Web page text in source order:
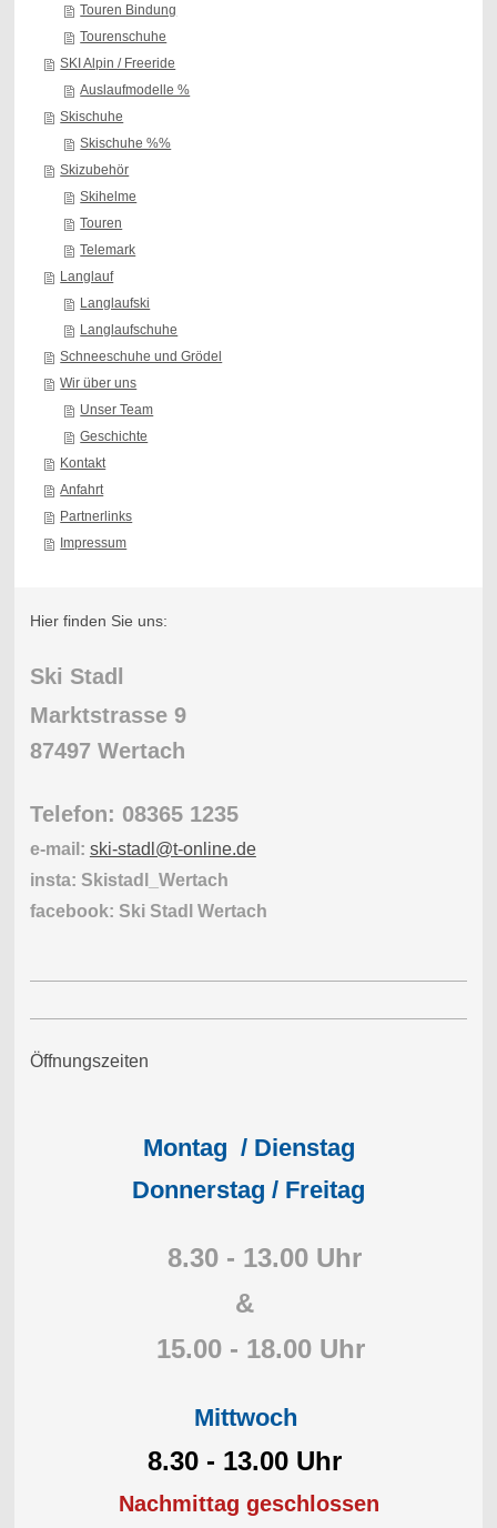
Touren Bindung
Tourenschuhe
SKI Alpin / Freeride
Auslaufmodelle %
Skischuhe
Skischuhe %%
Skizubehör
Skihelme
Touren
Telemark
Langlauf
Langlaufski
Langlaufschuhe
Schneeschuhe und Grödel
Wir über uns
Unser Team
Geschichte
Kontakt
Anfahrt
Partnerlinks
Impressum
Hier finden Sie uns:
Ski Stadl
Marktstrasse 9
87497 Wertach
Telefon: 08365 1235
e-mail: ski-stadl@t-online.de
insta: Skistadl_Wertach
facebook: Ski Stadl Wertach
Öffnungszeiten
Montag / Dienstag
Donnerstag / Freitag
8.30 - 13.00 Uhr
&
15.00 - 18.00 Uhr
Mittwoch
8.30 - 13.00 Uhr
Nachmittag geschlossen